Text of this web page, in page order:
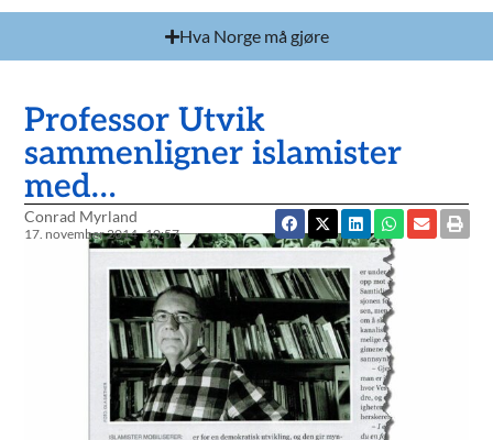
Hva Norge må gjøre
Professor Utvik
sammenligner islamister
med…
Conrad Myrland
17. november 2014 10:57